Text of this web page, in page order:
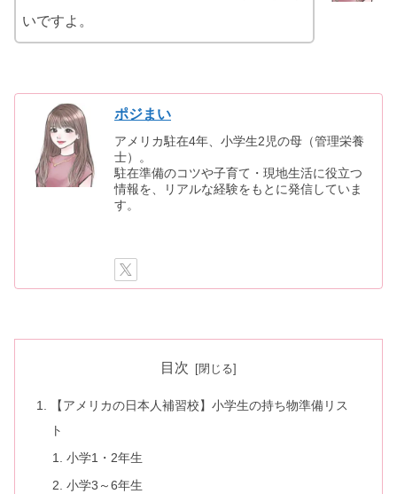
いですよ。
ポジまい
アメリカ駐在4年、小学生2児の母（管理栄養
士）。
駐在準備のコツや子育て・現地生活に役立つ
情報を、リアルな経験をもとに発信していま
す。
目次
【アメリカの日本人補習校】小学生の持ち物準備リス
ト
小学1・2年生
小学3～6年生